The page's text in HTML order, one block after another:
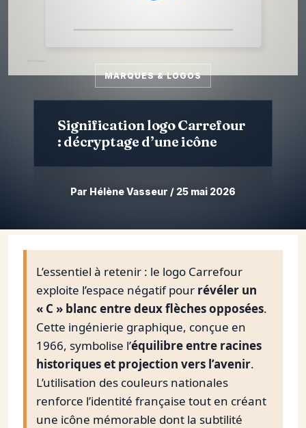
MARQUES & LOGOS
Signification logo Carrefour
: décryptage d’une icône
Par Hélène Vasseur / 25 mai 2026
L’essentiel à retenir : le logo Carrefour
exploite l’espace négatif pour révéler un
« C » blanc entre deux flèches opposées.
Cette ingénierie graphique, conçue en
1966, symbolise l’équilibre entre racines
historiques et projection vers l’avenir.
L’utilisation des couleurs nationales
renforce l’identité française tout en créant
une icône mémorable dont la subtilité